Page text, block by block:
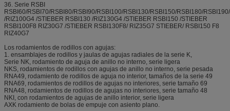
36. Serie RSBI
RSBI60/RSBI70/RSBI80/RSBI90/RSBI100/RSBI130/RSBI150/RSBI180/
/RIZ100G4 /STIEBER RSBI130 /RIZ130G4 /STIEBER RSBI150 /STIEBER
RSBI100F8 RIZ30G7 /STIEBER RSBI130F8/ RIZ35G7 STIEBER/ RSBI150 F8
RIZ40G7
Los rodamientos de rodillos con agujas:
1. ensamblajes de rodillos y jaulas de agujas radiales de la serie K,
Serie NK, rodamiento de aguja de anillo no interno, serie ligera
NKS, rodamientos de rodillos con agujas de anillo no interno, serie pesada
RNA49, rodamiento de rodillos de aguja no interior, tamaños de la serie 49
RNA69, rodamientos de rodillos de agujas no interiores, serie tamaño 69
RNA48, rodamientos de rodillos de agujas no interiores, serie tamaño 48
NKI, con rodamientos de agujas de anillo interior, serie ligera
AXK rodamiento de bolas de empuje con asiento plano.